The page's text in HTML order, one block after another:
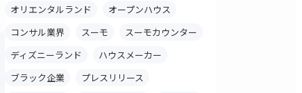
オリエンタルランド
オープンハウス
コンサル業界
スーモ
スーモカウンター
ディズニーランド
ハウスメーカー
ブラック企業
プレスリリース